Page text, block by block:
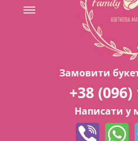
Замовити
+38 (096)
Написати у